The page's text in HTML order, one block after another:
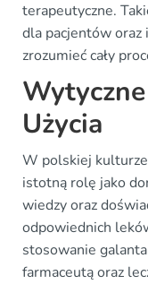
terapeutyczne.
dla pacjentów oraz
zrozumieć cały
Użycia
W polskiej
istotną rolę jako
wiedzy oraz
odpowiednich
stosowanie
farmaceutą oraz